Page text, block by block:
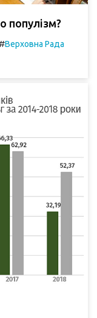
популізм?
Верховна Рада